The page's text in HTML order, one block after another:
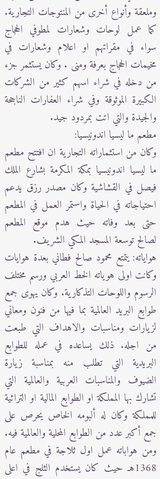
وملعقة وأنواع أخرى من المنتوجات التجارية.
كما عمل لوحات وشعارات لمطوفي الحجاج
سواء في مقراتهم او اعلام وشعارات في
مخيمات الحجاج بعرفة ومنى . وكان يستثمر جزء
من دخله في شراء اسهم كثير من الشركات
الكبيرة الموثوقة وفي شراء العفارات الناجحة
والجيدة والتي اتت بمردود جيد.
مطعم ما ليسيا اندونيسيا:
وكان من استثماراته التجارية ان افتتح مطعم
ما ليسيا اندونيسيا بمكة المكرمة بشارع الملك
فيصل في القشاشية وكان مصدر رزق يدعم
احتياجاته في الحياة واستمر العمل في المطعم
حتى بعد وفاته حيث هدم موقع المطعم
لصالح توسعة المسجد المكي الشريف.
هواياته: يتمتع محمود صالح فطاني بعدة هوايات
وكانت اولى هوياته الخط العربي ورسم مختلف
الرسوم واللوحات التذكارية. وكان يهوى جمع
طوابع البريد العالمية بما فيها من فنون ومعاني
لزيارات ومناسبات والاهداف التي طبعت
من اجله. ذلك يساعده في عمله للطوابع
البريدية التي تطلب منه بمناسبة زيارة
الضيوف والمناسبات العربية والعالمية التي
تشارك بها المملكة او الطوابع المالية او التراثية
للمملكة وكان له ألبومه الخاص يحرص على
جمع أكبر عدد من الطوابع المحلية والعالمية فيه.
ومن هواباته عمل اول ثلاجة في مطعم عام
1368هـ حيث كان يستخدم الثلج في اعلى